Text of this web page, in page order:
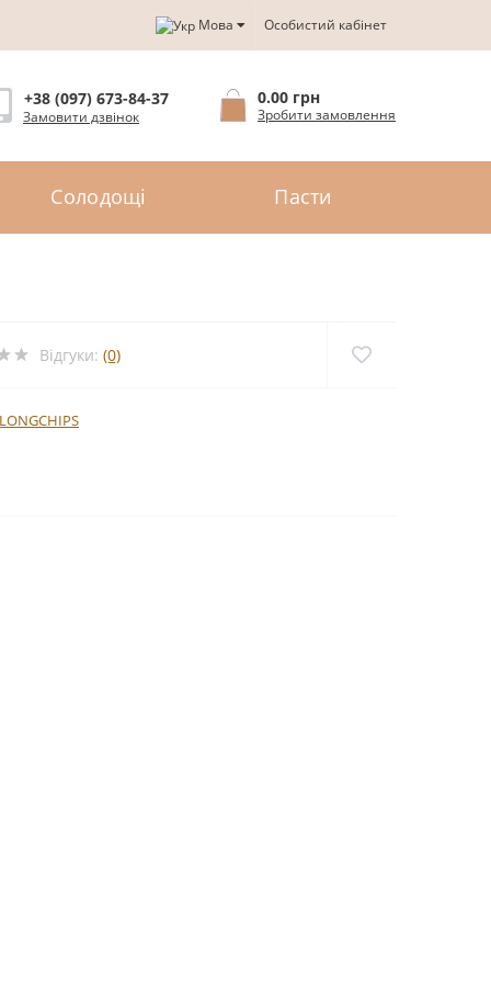
Мова Особистий кабінет
+38 (097) 673-84-37
Замовити дзвінок
0.00 грн
Зробити замовлення
Солодощі Пасти
Відгуки: (0)
LONGCHIPS